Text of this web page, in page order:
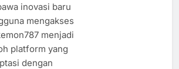
inovasi baru
mengakses
menjadi
platform yang
dengan